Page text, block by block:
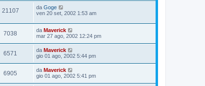
21107 da Goge
ven 20 set, 2002 1:53 am
7038 da Maverick
mar 27 ago, 2002 12:24 pm
6571 da Maverick
gio 01 ago, 2002 5:44 pm
6905 da Maverick
gio 01 ago, 2002 5:41 pm